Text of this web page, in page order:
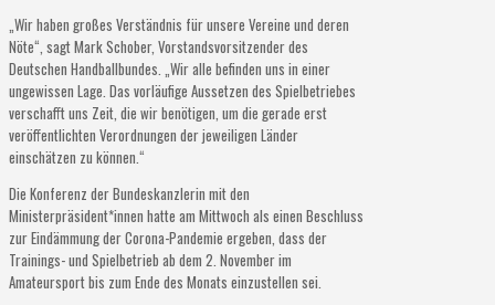
„Wir haben großes Verständnis für unsere Vereine und deren
Nöte“, sagt Mark Schober, Vorstandsvorsitzender des
Deutschen Handballbundes. „Wir alle befinden uns in einer
ungewissen Lage. Das vorläufige Aussetzen des Spielbetriebes
verschafft uns Zeit, die wir benötigen, um die gerade erst
veröffentlichten Verordnungen der jeweiligen Länder
einschätzen zu können.“
Die Konferenz der Bundeskanzlerin mit den
Ministerpräsident*innen hatte am Mittwoch als einen Beschluss
zur Eindämmung der Corona-Pandemie ergeben, dass der
Trainings- und Spielbetrieb ab dem 2. November im
Amateursport bis zum Ende des Monats einzustellen sei.